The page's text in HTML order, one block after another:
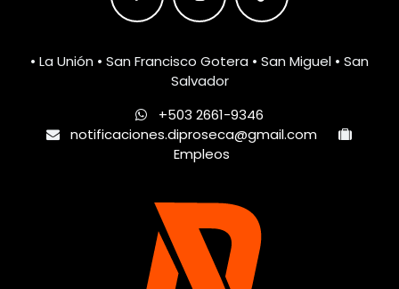
• La Unión • San Francisco Gotera • San Miguel • San
Salvador
+503 2661-9346
notificaciones.diproseca@gmail.com
Empleos